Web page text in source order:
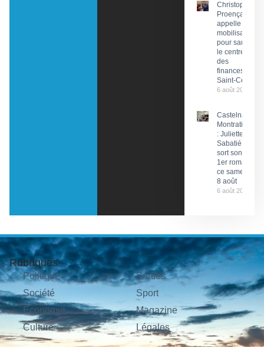
Christophe
Proença
appelle à la
mobilisation
pour sauver
le centre
des
finances de
Saint-Céré
6 août 2026
Castelnau-
Montratier
: Juliette
Sabatié
sort son
1er roman
ce samedi
8 août
6 août 2026
Rubriques
Politique
Société
Économie
Culture
Sorties
Sport
Magazine
Légales